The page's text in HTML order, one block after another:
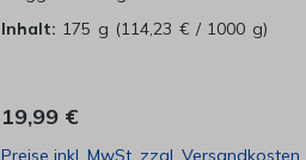
paar Meter, dann ist es geschafft.
Mondsichel. Durch die Nacht dringt
das Rauschen des Meeres herüber.
Inhalt: 175 g (114,23 € / 1000 g)
19,99 €
Preise inkl. MwSt. zzgl. Versandkosten